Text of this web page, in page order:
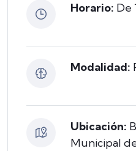
Horario: De
Modalidad:
Ubicación:
Municipal